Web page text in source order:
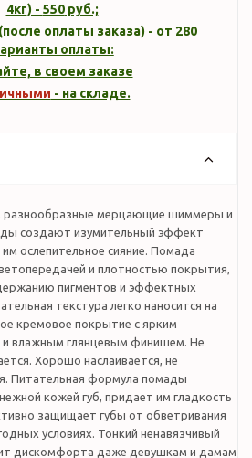
4кг) - 550руб.;
оплаты заказа) - от 280
оплаты:
в своем заказе
- на складе.
мерцающие шиммеры и
создают изумительный эффект
ослепительное сияние. Помада
и плотностью покрытия,
пигментов и эффектных
текстура легко наносится на
кремовое покрытие с ярким
влажным глянцевым финишем. Не
Хорошо наслаивается, не
Питательная формула помады
кожей губ, придает им гладкость
защищает губы от обветривания
условиях. Тонкий ненавязчивый
дискомфорта даже девушкам и дамам